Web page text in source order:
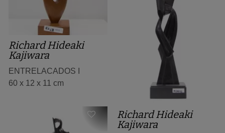
Richard Hideaki
Kajiwara
ENTRELACADOS I
60 x 12 x 11 cm
Richard Hideaki
Kajiwara